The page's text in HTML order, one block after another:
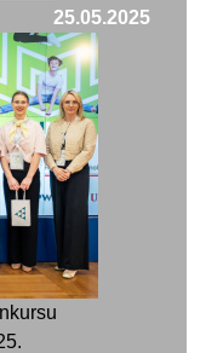
25.05.2025